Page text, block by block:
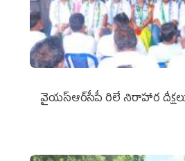
వైయ‌స్ఆర్‌సీపీ రిలే నిరాహార